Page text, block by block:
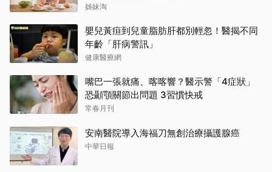
姊妹淘
嬰兒黃疸到兒童脂肪肝都別輕忽！醫揭不同
年齡「肝病警訊」
健康醫療網
嘴巴一張就痛、喀喀響？醫示警「4症狀」
恐顳顎關節出問題 3習慣快戒
常春月刊
安南醫院導入海福刀無創治療攝護腺癌
中華日報